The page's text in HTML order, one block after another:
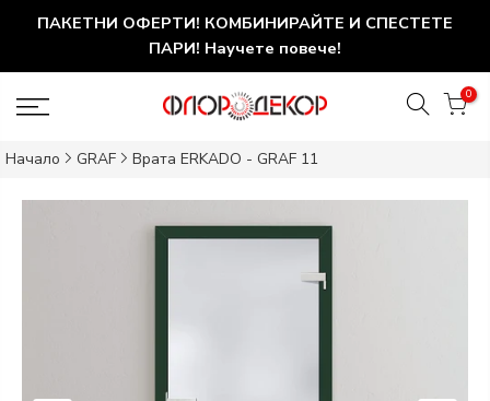
ПАКЕТНИ ОФЕРТИ! КОМБИНИРАЙТЕ И СПЕСТЕТЕ
ПАРИ! Научете повече!
0
Начало GRAF Врата ERKADO - GRAF 11